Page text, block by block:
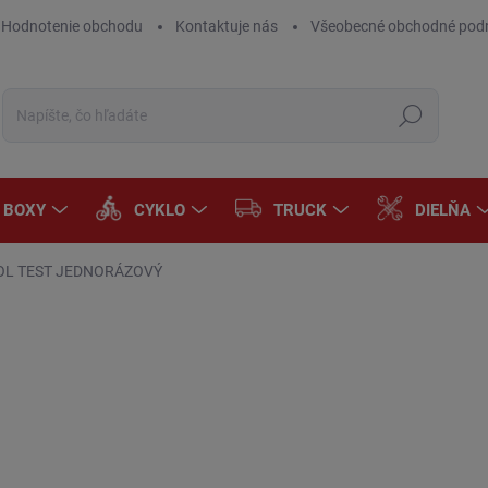
Hodnotenie obchodu Kontaktuje nás Všeobecné obchodné
Hľadať
BOXY CYKLO TRUCK DIELŇA
TEST JEDNORÁZOVÝ